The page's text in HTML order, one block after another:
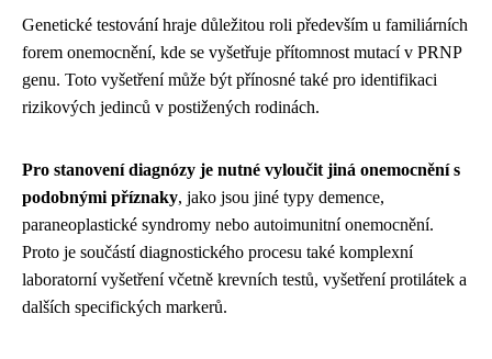
Genetické testování hraje důležitou roli především u familiárních
forem onemocnění, kde se vyšetřuje přítomnost mutací v PRNP
genu. Toto vyšetření může být přínosné také pro identifikaci
rizikových jedinců v postižených rodinách.
Pro stanovení diagnózy je nutné vyloučit jiná onemocnění s
podobnými příznaky, jako jsou jiné typy demence,
paraneoplastické syndromy nebo autoimunitní onemocnění.
Proto je součástí diagnostického procesu také komplexní
laboratorní vyšetření včetně krevních testů, vyšetření protilátek a
dalších specifických markerů.